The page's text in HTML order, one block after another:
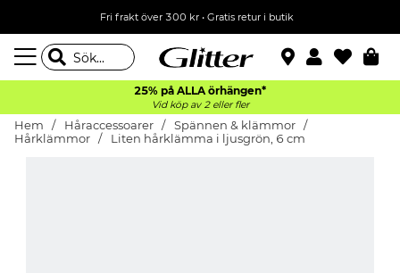
Fri frakt över 300 kr• Gratis retur i butik
25% på ALLA örhängen*
Vid köp av 2 eller fler
Hem Håraccessoarer
Spännen & klämmor
Hårklämmor
Liten hårklämma i ljusgrön, 6 cm